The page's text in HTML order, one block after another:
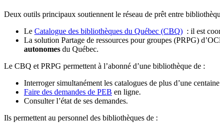
Deux outils principaux soutiennent le réseau de prêt entre
Le Catalogue des bibliothèques du Québec (CBQ) : il est
La solution Partage de ressources pour groupes (PRPG)
autonomes du Québec.
Le CBQ et PRPG permettent à l’abonné d’une bibliothèque de :
Interroger simultanément les catalogues de plus d’une
Faire des demandes de PEB en ligne.
Consulter l’état de ses demandes.
Ils permettent au personnel des bibliothèques de :